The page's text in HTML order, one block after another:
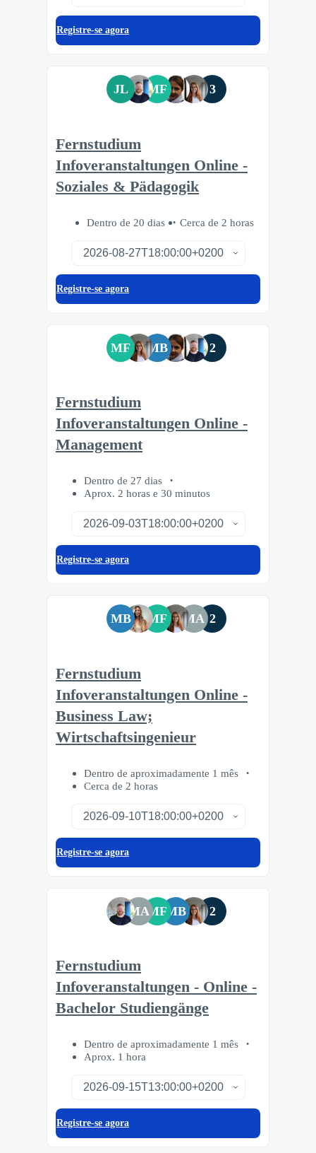
Registre-se agora
JL MF 3
Fernstudium
Infoveranstaltungen Online -
Soziales & Pädagogik
Dentro de 20 dias Cerca de 2 horas
Registre-se agora
MF MB 2
Fernstudium
Infoveranstaltungen Online -
Management
Dentro de 27 dias
Aprox. 2 horas e 30 minutos
Registre-se agora
MB MF MA 2
Fernstudium
Infoveranstaltungen Online -
Business Law;
Wirtschaftsingenieur
Dentro de aproximadamente 1 mês
Cerca de 2 horas
Registre-se agora
MAMFMB 2
Fernstudium
Infoveranstaltungen - Online -
Bachelor Studiengänge
Dentro de aproximadamente 1 mês
Aprox. 1 hora
Registre-se agora